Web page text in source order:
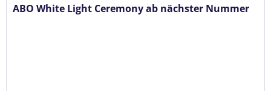
ABO White Light Ceremony ab nächster Nummer